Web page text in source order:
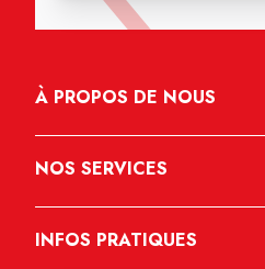
À PROPOS DE NOUS
NOS SERVICES
INFOS PRATIQUES